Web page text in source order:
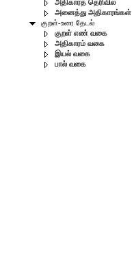
அதிகாரத் தெரிவில்
அனைத்து அதிகாரங்கள்
குறள்-உரை தேடல்
குறள் எண் வகை
அதிகாரம் வகை
இயல் வகை
பால் வகை